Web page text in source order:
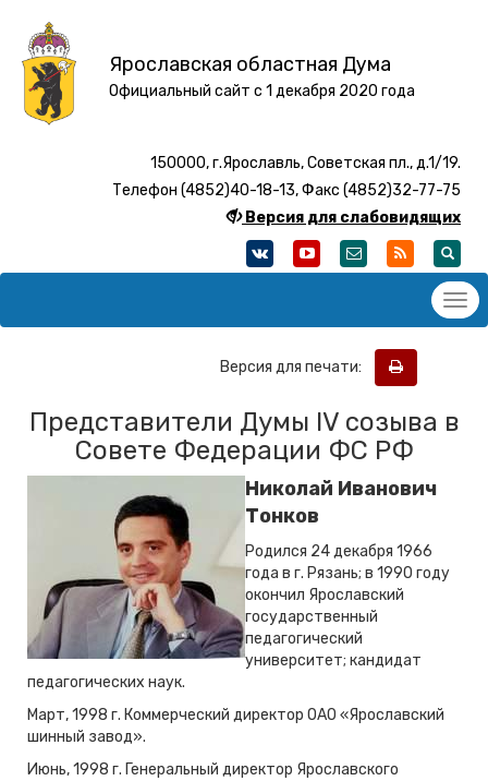
Ярославская областная Дума
Официальный сайт с 1 декабря 2020 года
150000, г.Ярославль, Советская пл., д.1/19.
Телефон (4852)40-18-13, Факс (4852)32-77-75
Версия для слабовидящих
Версия для печати:
Представители Думы IV созыва в
Совете Федерации ФС РФ
Николай Иванович
Тонков
Родился 24 декабря 1966
года в г. Рязань; в 1990 году
окончил Ярославский
государственный
педагогический
университет; кандидат
педагогических наук.
Март, 1998 г. Коммерческий директор ОАО «Ярославский
шинный завод».
Июнь, 1998 г. Генеральный директор Ярославского